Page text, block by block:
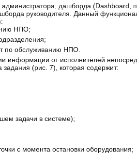
дашборда (Dashboard,
руководителя. Данный
НПО;
по обслуживанию НПО.
информации от исполнителей
(рис. 7), которая содержит:
задачи в системе);
с момента остановки оборудования;